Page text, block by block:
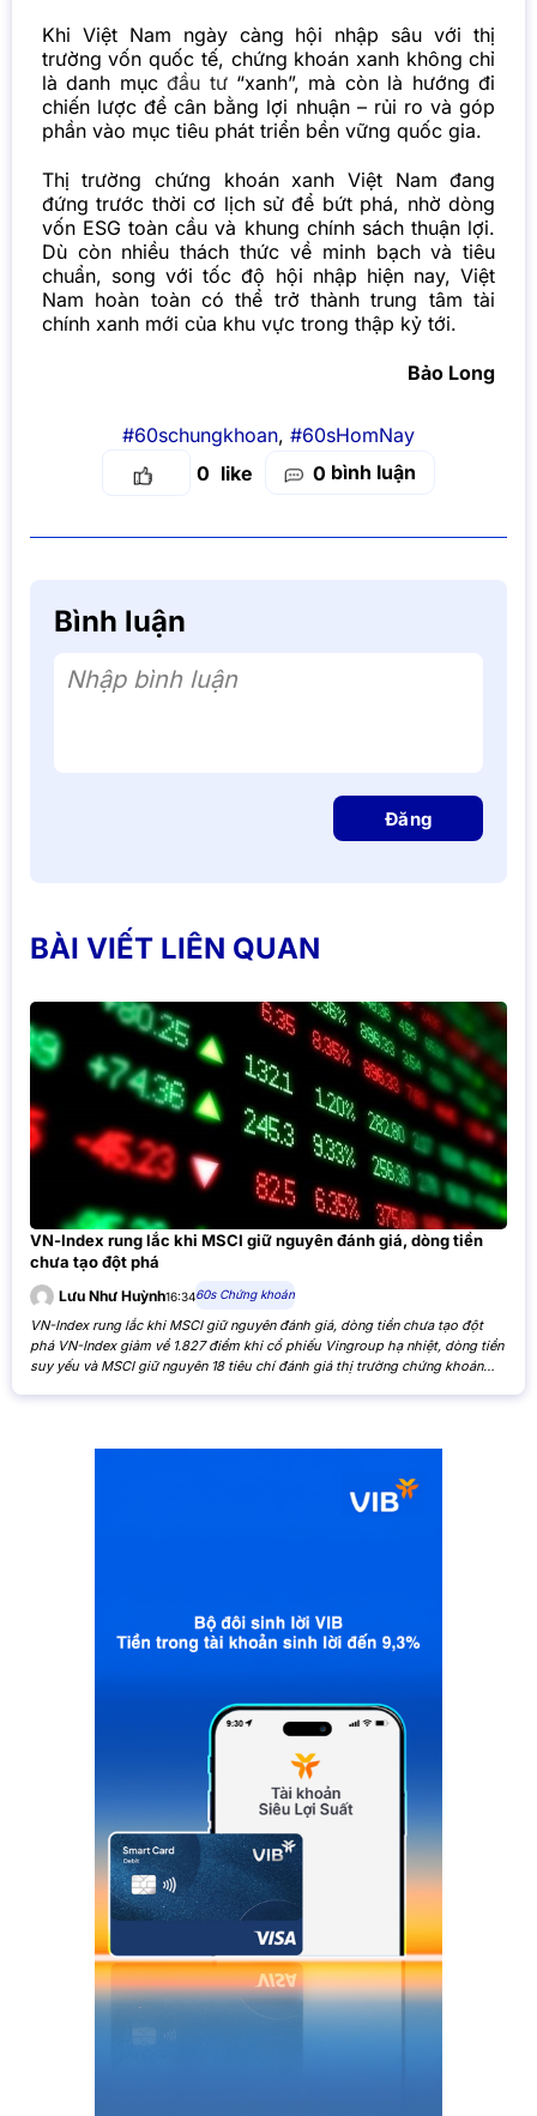
Khi Việt Nam ngày càng hội nhập sâu với thị
trường vốn quốc tế, chứng khoán xanh không chỉ
là danh mụcđầu tư“xanh”, mà còn là hướng đi
chiến lược để cân bằng lợi nhuận – rủi ro và góp
phần vào mục tiêu phát triển bền vững quốc gia.
Thị trường chứng khoán xanh Việt Nam đang
đứng trước thời cơ lịch sử để bứt phá, nhờ dòng
vốn ESG toàn cầu và khung chính sách thuận lợi.
Dù còn nhiều thách thức về minh bạch và tiêu
chuẩn, song với tốc độ hội nhập hiện nay, Việt
Nam hoàn toàn có thể trở thành trung tâm tài
chính xanh mới của khu vực trong thập kỷ tới.
Bảo Long
#60schungkhoan, #60sHomNay
0
0 bình luận
Bình luận
Nhập bình luận
Đăng
BÀI VIẾT LIÊN QUAN
VN-Index rung lắc khi MSCI giữ nguyên đánh giá, dòng tiền
chưa tạo đột phá
Lưu Như Huỳnh16:3460s Chứng khoán
VN-Index rung lắc khi MSCI giữ nguyên đánh giá, dòng tiền chưa tạo đột
phá VN-Index giảm về 1.827 điểm khi cổ phiếu Vingroup hạ nhiệt, dòng tiền
suy yếu và MSCI giữ nguyên 18 tiêu chí đánh giá thị trường chứng khoán